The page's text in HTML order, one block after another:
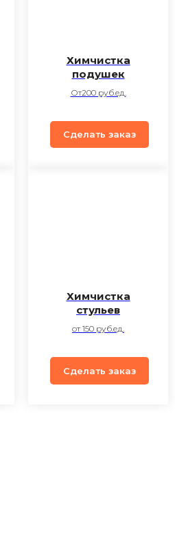
Химчистка
подушек
От200 руб.ед.
Сделать заказ
Химчистка
стульев
от 150 руб.ед.
Сделать заказ